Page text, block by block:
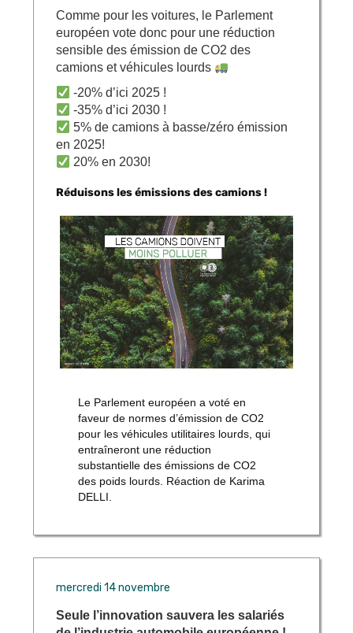
Comme pour les voitures, le Parlement
européen vote donc pour une réduction
sensible des émission de CO2 des
camions et véhicules lourds
-20% d’ici 2025 !
-35% d’ici 2030 !
5% de camions à basse/zéro émission
en 2025!
20% en 2030!
Réduisons les émissions des camions !
Le Parlement européen a voté en
faveur de normes d’émission de CO2
pour les véhicules utilitaires lourds, qui
entraîneront une réduction
substantielle des émissions de CO2
des poids lourds. Réaction de Karima
DELLI.
mercredi 14 novembre
Seule l’innovation sauvera les salariés